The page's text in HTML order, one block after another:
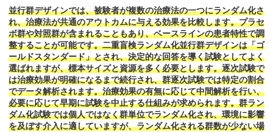
並行群デザインでは、被験者が複数の治療法の一つにランダム化さ
れ、治療法が共通のアウトカムに与える効果を比較します。プラセ
ボ群や対照群が含まれることもあり、ベースラインの患者特性で調
整することが可能です。二重盲検ランダム化並行群デザインは「ゴ
ールドスタンダード」とされ、決定的な回答を導く試験としてよく
選ばれますが、標本サイズと資源を多く必要とします。逐次試験で
は治療効果が明確になるまで続行され、群逐次試験では特定の割合
でデータ解析されます。治療効果の有無に応じて中間解析を行い、
必要に応じて早期に試験を中止する仕組みが求められます。群ラン
ダム化試験では個人ではなく群単位でランダム化され、環境に影響
を及ぼす介入に適していますが、ランダム化される群数が少ない場